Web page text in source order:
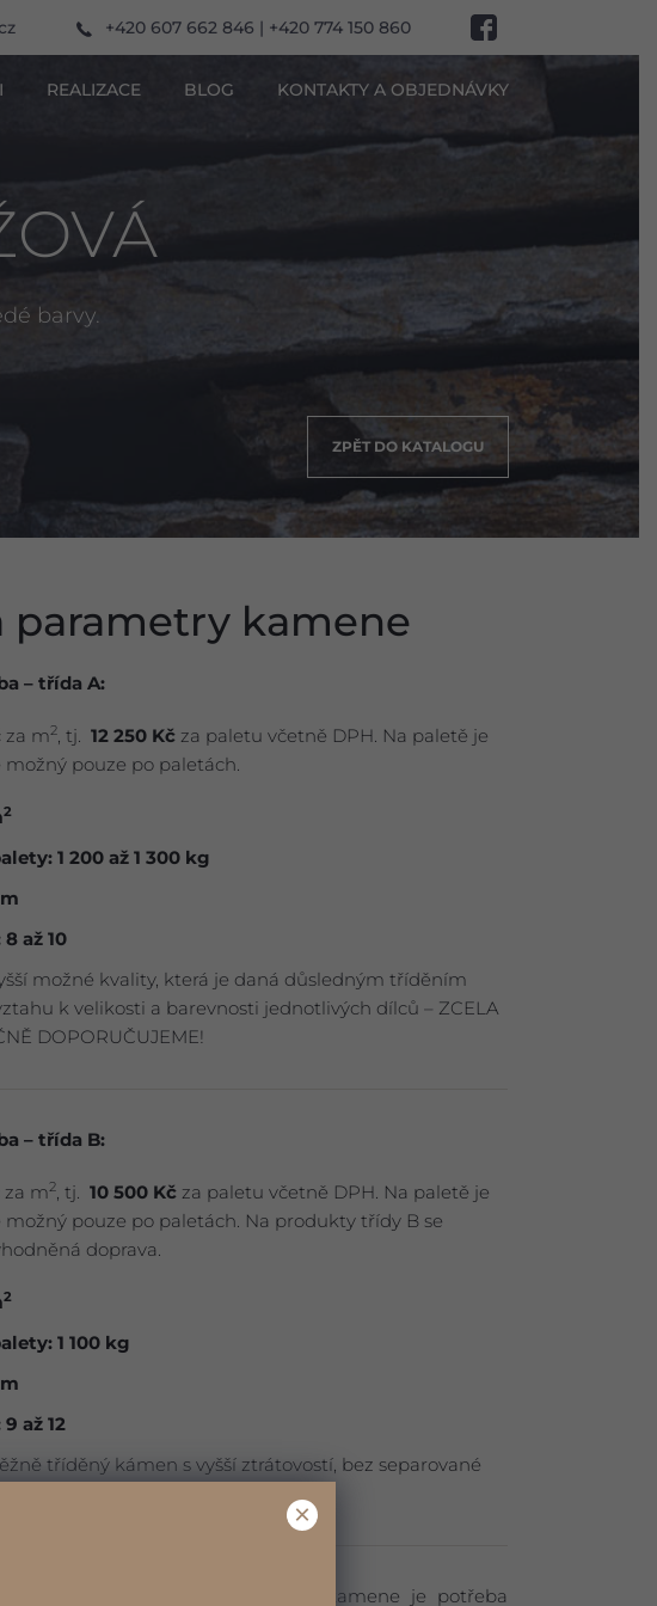
+420 607 662 846 | +420 774 150 860
REALIZACE BLOG KONTAKTY A OBJEDNÁVKY
barvy.
ZPĚT DO KATALOGU
parametry kamene
– třída A:
za m2, tj. 12 250 Kč za paletu včetně DPH. Na paletě je
možný pouze po paletách.
2
1 200 až 1 300 kg
8 až 10
možné kvality, která je daná důsledným tříděním
k velikosti a barevnosti jednotlivých dílců – ZCELA
DOPORUČUJEME!
– třída B:
za m2, tj. 10 500 Kč za paletu včetně DPH. Na paletě je
možný pouze po paletách. Na produkty třídy B se
doprava.
2
1 100 kg
9 až 12
tříděný kámen s vyšší ztrátovostí, bez separované
k nepravidelnosti a masivnosti kamene je potřeba
×